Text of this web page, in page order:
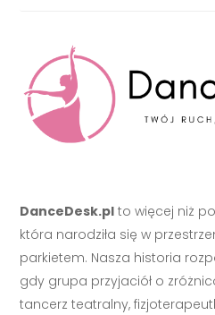
DanceDesk.pl to więcej niż
która narodziła się w
parkietem. Nasza historia
gdy grupa przyjaciół o
tancerz teatralny,